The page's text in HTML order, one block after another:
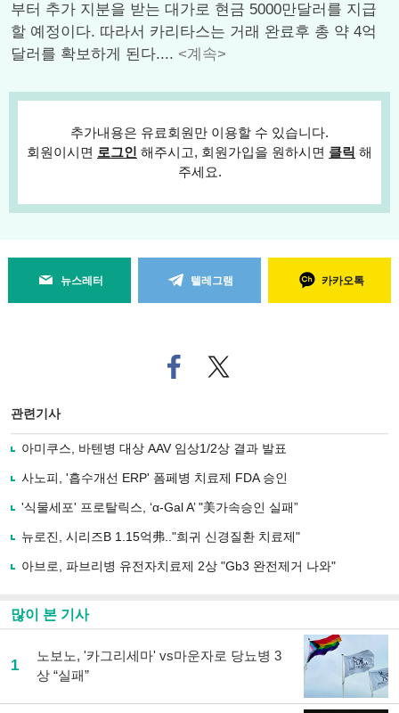
부터 추가 지분을 받는 대가로 현금 5000만달러를 지급
할 예정이다. 따라서 카리타스는 거래 완료후 총 약 4억
달러를 확보하게 된다.... <계속>
추가내용은 유료회원만 이용할 수 있습니다.
회원이시면 로그인 해주시고, 회원가입을 원하시면 클릭 해
주세요.
뉴스레터 텔레그램 카카오톡
페
이
로
기
사
유
기
트위
터로
관련기사
아미쿠스, 바텐병 대상 AAV 임상1/2상 결과 발표
사노피, '흡수개선 ERP' 폼페병 치료제 FDA 승인
'식물세포' 프로탈릭스, ‘α-Gal A’ "美가속승인 실패”
뉴로진, 시리즈B 1.15억弗.."희귀 신경질환 치료제"
아브로, 파브리병 유전자치료제 2상 "Gb3 완전제거 나와"
많이 본 기사
1
노보노, '카그리세마' vs마운자로 당뇨병 3
상 “실패”